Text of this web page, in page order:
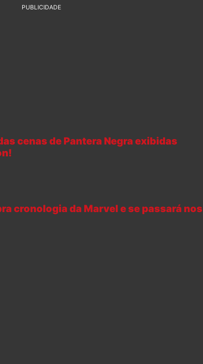
PUBLICIDADE
cenas de Pantera Negra exibidas
cronologia da Marvel e se passará nos